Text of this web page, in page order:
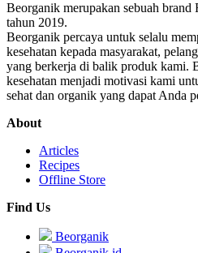
Beorganik merupakan sebuah
tahun 2019.
Beorganik percaya untuk selalu
kesehatan kepada masyarakat,
yang berkerja di balik produk kami.
kesehatan menjadi motivasi kami
sehat dan organik yang dapat Anda
About
Articles
Recipes
Offline Store
Find Us
Beorganik